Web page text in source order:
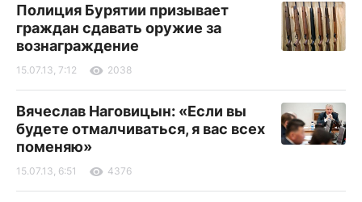
Полиция Бурятии призывает
граждан сдавать оружие за
вознаграждение
15.07.13, 7:12 2038
Вячеслав Наговицын: «Если вы
будете отмалчиваться, я вас всех
поменяю»
15.07.13, 6:51 4376